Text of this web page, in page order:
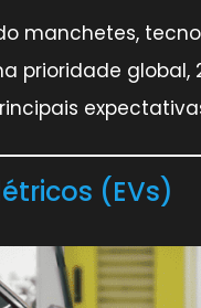
manchetes,
prioridade global,
(EVs)